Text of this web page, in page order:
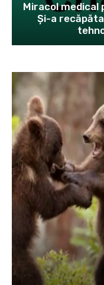
Miracol medical
Și-a